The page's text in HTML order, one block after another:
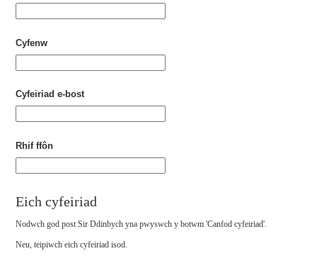
Cyfenw
Cyfeiriad e-bost
Rhif ffôn
Eich cyfeiriad
Nodwch god post Sir Ddinbych yna pwyswch y botwm 'Canfod cyfeiriad'.
Neu, teipiwch eich cyfeiriad isod.